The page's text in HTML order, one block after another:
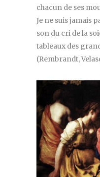
chacun de ses
Je ne suis jamais
son du cri de la
tableaux des
(Rembrandt,